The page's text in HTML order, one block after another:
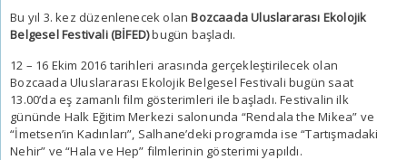
Bu yıl 3. kez düzenlenecek olanBozcaada Uluslararası Ekolojik
Belgesel Festivali (BİFED)bugün başladı.
12 – 16 Ekim 2016 tarihleri arasında gerçekleştirilecek olan
Bozcaada Uluslararası Ekolojik Belgesel Festivali bugün saat
13.00’da eş zamanlı film gösterimleri ile başladı. Festivalin ilk
gününde Halk Eğitim Merkezi salonunda “Rendala the Mikea” ve
“İmetsen’in Kadınları”, Salhane’deki programda ise “Tartışmadaki
Nehir” ve “Hala ve Hep” filmlerinin gösterimi yapıldı.